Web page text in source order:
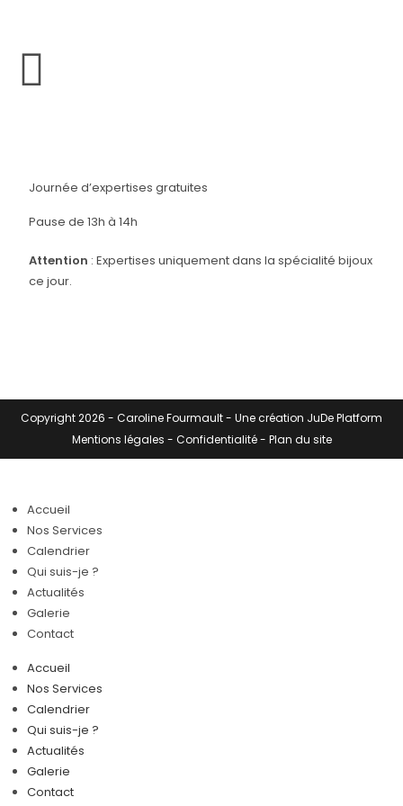
Journée d’expertises gratuites
Pause de 13h à 14h
Attention : Expertises uniquement dans la spécialité bijoux
ce jour.
Copyright 2026 - Caroline Fourmault- Une création JuDe Platform
Mentions légales - Confidentialité- Plan du site
Accueil
Nos Services
Calendrier
Qui suis-je ?
Actualités
Galerie
Contact
Accueil
Nos Services
Calendrier
Qui suis-je ?
Actualités
Galerie
Contact